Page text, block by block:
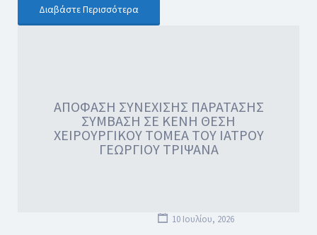
Διαβάστε Περισσότερα
ΑΠΟΦΑΣΗ ΣΥΝΕΧΙΣΗΣ ΠΑΡΑΤΑΣΗΣ
ΣΥΜΒΑΣΗ ΣΕ ΚΕΝΗ ΘΕΣΗ
ΧΕΙΡΟΥΡΓΙΚΟΥ ΤΟΜΕΑ ΤΟΥ ΙΑΤΡΟΥ
ΓΕΩΡΓΙΟΥ ΤΡΙΨΑΝΑ
10 Ιουλίου, 2026